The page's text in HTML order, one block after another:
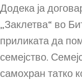
Додека ја
„Заклетва“ во
приликата да
семејство.
самохран татко